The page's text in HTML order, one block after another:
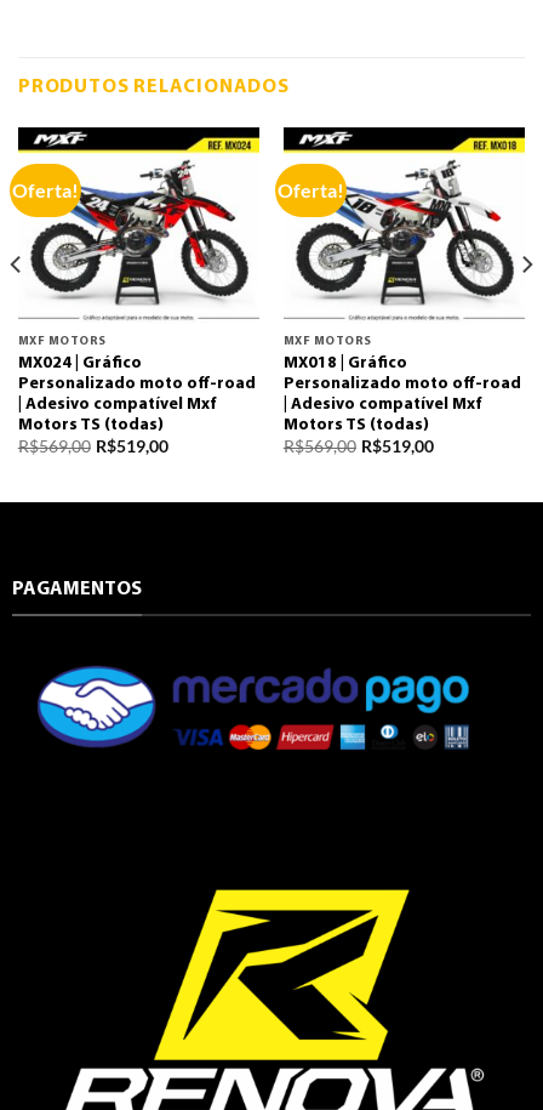
PRODUTOS RELACIONADOS
Oferta!
MXF MOTORS
MX024 | Gráfico
Personalizado moto off-road
| Adesivo compatível Mxf
Motors TS (todas)
R$569,00 R$519,00
Oferta!
MXF MOTORS
MX018 | Gráfico
Personalizado moto off-road
| Adesivo compatível Mxf
Motors TS (todas)
R$569,00 R$519,00
PAGAMENTOS